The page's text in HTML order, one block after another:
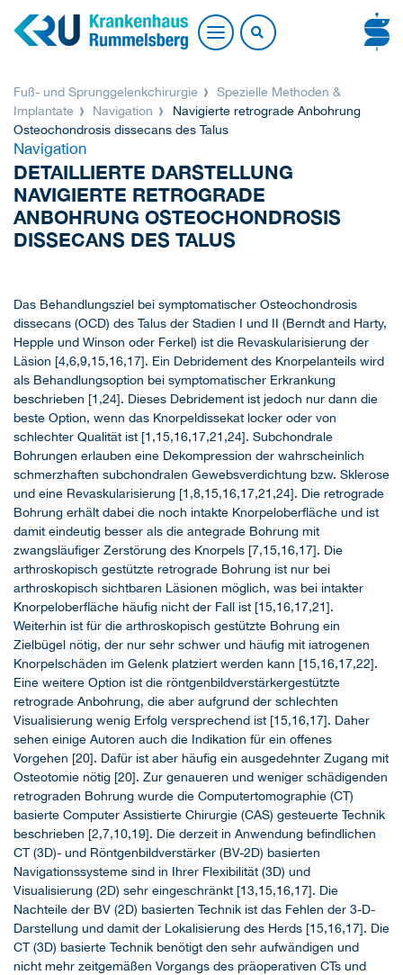
Fuß- und Sprunggelenkchirurgie
Spezielle Methoden &
Implantate
Navigation
Navigierte retrograde Anbohrung
Osteochondrosis dissecans des Talus
Navigation
DETAILLIERTE DARSTELLUNG
NAVIGIERTE RETROGRADE
ANBOHRUNG OSTEOCHONDROSIS
DISSECANS DES TALUS
Das Behandlungsziel bei symptomatischer Osteochondrosis
dissecans (OCD) des Talus der Stadien I und II (Berndt and Harty,
Hepple und Winson oder Ferkel) ist die Revaskularisierung der
Läsion [4,6,9,15,16,17]. Ein Debridement des Knorpelanteils wird
als Behandlungsoption bei symptomatischer Erkrankung
beschrieben [1,24]. Dieses Debridement ist jedoch nur dann die
beste Option, wenn das Knorpeldissekat locker oder von
schlechter Qualität ist [1,15,16,17,21,24]. Subchondrale
Bohrungen erlauben eine Dekompression der wahrscheinlich
schmerzhaften subchondralen Gewebsverdichtung bzw. Sklerose
und eine Revaskularisierung [1,8,15,16,17,21,24]. Die retrograde
Bohrung erhält dabei die noch intakte Knorpeloberfläche und ist
damit eindeutig besser als die antegrade Bohrung mit
zwangsläufiger Zerstörung des Knorpels [7,15,16,17]. Die
arthroskopisch gestützte retrograde Bohrung ist nur bei
arthroskopisch sichtbaren Läsionen möglich, was bei intakter
Knorpeloberfläche häufig nicht der Fall ist [15,16,17,21].
Weiterhin ist für die arthroskopisch gestützte Bohrung ein
Zielbügel nötig, der nur sehr schwer und häufig mit iatrogenen
Knorpelschäden im Gelenk platziert werden kann [15,16,17,22].
Eine weitere Option ist die röntgenbildverstärkergestützte
retrograde Anbohrung, die aber aufgrund der schlechten
Visualisierung wenig Erfolg versprechend ist [15,16,17]. Daher
sehen einige Autoren auch die Indikation für ein offenes
Vorgehen [20]. Dafür ist aber häufig ein ausgedehnter Zugang mit
Osteotomie nötig [20]. Zur genaueren und weniger schädigenden
retrograden Bohrung wurde die Computertomographie (CT)
basierte Computer Assistierte Chirurgie (CAS) gesteuerte Technik
beschrieben [2,7,10,19]. Die derzeit in Anwendung befindlichen
CT (3D)- und Röntgenbildverstärker (BV-2D) basierten
Navigationssysteme sind in Ihrer Flexibilität (3D) und
Visualisierung (2D) sehr eingeschränkt [13,15,16,17]. Die
Nachteile der BV (2D) basierten Technik ist das Fehlen der 3-D-
Darstellung und damit der Lokalisierung des Herds [15,16,17]. Die
CT (3D) basierte Technik benötigt den sehr aufwändigen und
nicht mehr zeitgemäßen Vorgangs des präoperativen CTs und